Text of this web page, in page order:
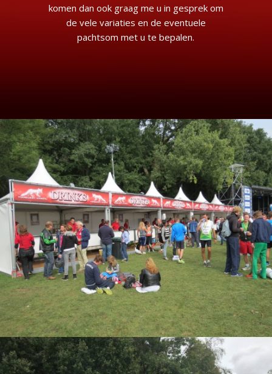
komen dan ook graag me u in gesprek om
de vele variaties en de eventuele
pachtsom met u te bepalen.